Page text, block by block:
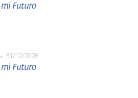
mi Futuro
31/12/2026
mi Futuro